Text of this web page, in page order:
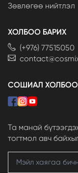
Зөвлөгөө нийтлэл
ХОЛБОО БАРИХ
(+976) 77515050
СОШИАЛ
Та манай
тогтмол авч